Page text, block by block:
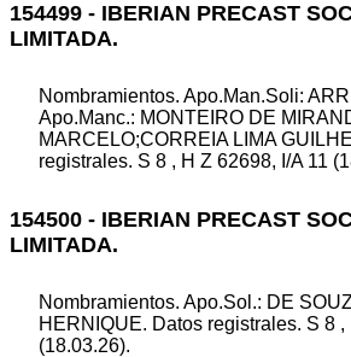
154499 - IBERIAN PRECAST
LIMITADA.
Nombramientos. Apo.Man.Soli:
Apo.Manc.: MONTEIRO DE
MARCELO;CORREIA LIMA
registrales. S 8 , H Z 62698, I/A 11
154500 - IBERIAN PRECAST
LIMITADA.
Nombramientos. Apo.Sol.: DE
HERNIQUE. Datos registrales. S 8 ,
(18.03.26).